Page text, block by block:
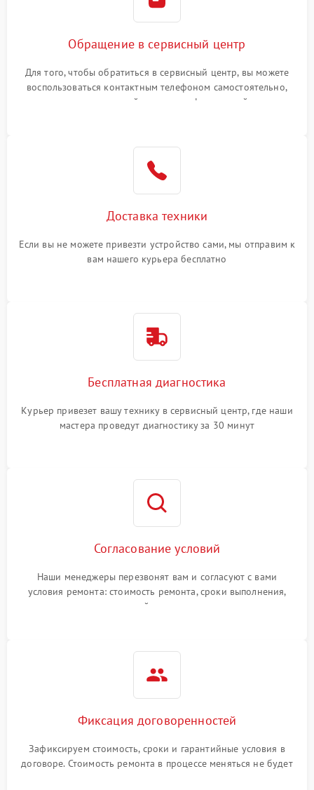
Обращение в сервисный центр
Для того, чтобы обратиться в сервисный центр, вы можете
воспользоваться контактным телефоном самостоятельно,
или оставить свой номер телефона на сайте
Доставка техники
Если вы не можете привезти устройство сами, мы отправим к
вам нашего курьера бесплатно
Бесплатная диагностика
Курьер привезет вашу технику в сервисный центр, где наши
мастера проведут диагностику за 30 минут
Согласование условий
Наши менеджеры перезвонят вам и согласуют с вами
условия ремонта: стоимость ремонта, сроки выполнения,
гарантийные условия
Фиксация договоренностей
Зафиксируем стоимость, сроки и гарантийные условия в
договоре. Стоимость ремонта в процессе меняться не будет